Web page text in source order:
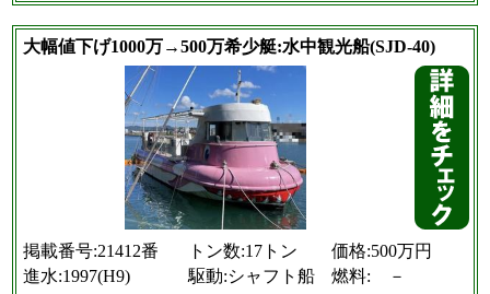
大幅値下げ1000万→500万希少艇:水中観光船(SJD-40)
掲載番号:21412番 トン数:17トン
価格:500万円
進水:1997(H9)
駆動:シャフト船 燃料: －